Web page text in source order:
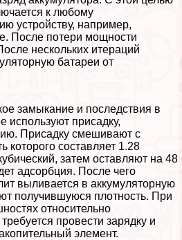
к любому
устройству, например,
После потери мощности
нескольких итераций
батареи от
замыкание и последствия в
используют присадку,
Присадку смешивают с
которого составляет 1.28
затем оставляют на 48
адсорбция. После чего
выливается в аккумуляторную
получившуюся плотность. При
относительно
провести зарядку и
элемент.